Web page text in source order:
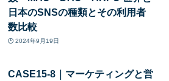
日本のSNSの種類とその利用者
数比較
2024年9月19日
CASE15-8｜マーケティングと営